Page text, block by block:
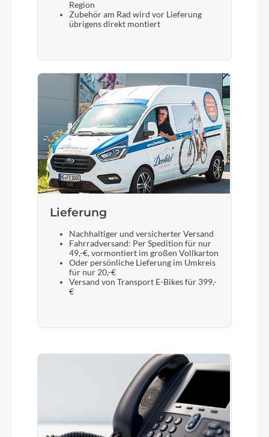
Gabel
SR Suntour NRX32-E Air LO R / Tapered / 15x100
Display
Bosch Purion 200
Sattelstütze
Syncros M3.0 / 31.6
Region
Zubehör am Rad wird vor Lieferung
übrigens direkt montiert
Lieferung
Nachhaltiger und versicherter Versand
Fahrradversand: Per Spedition für nur
49,-€, vormontiert im großen Vollkarton
Oder persönliche Lieferung im Umkreis
für nur 20,-€
Versand von Transport E-Bikes für 399,-
€